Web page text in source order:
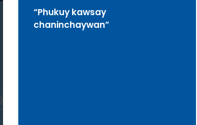
“Phukuy kawsay
chaninchaywan”